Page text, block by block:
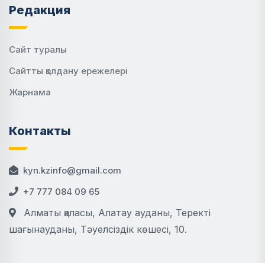
Редакция
Сайт туралы
Сайтты қолдану ережелері
Жарнама
Контакты
kyn.kzinfo@gmail.com
+7 777 084 09 65
Алматы қаласы, Алатау ауданы, Теректі
шағынауданы, Тәуелсіздік көшесі, 10.